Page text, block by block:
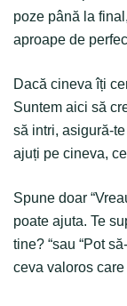
poze până la
aproape de
Dacă cineva îți
Suntem aici să
să intri, asigură-
ajuți pe cineva,
Spune doar
poate ajuta. Te
tine? “sau “Pot
ceva valoros